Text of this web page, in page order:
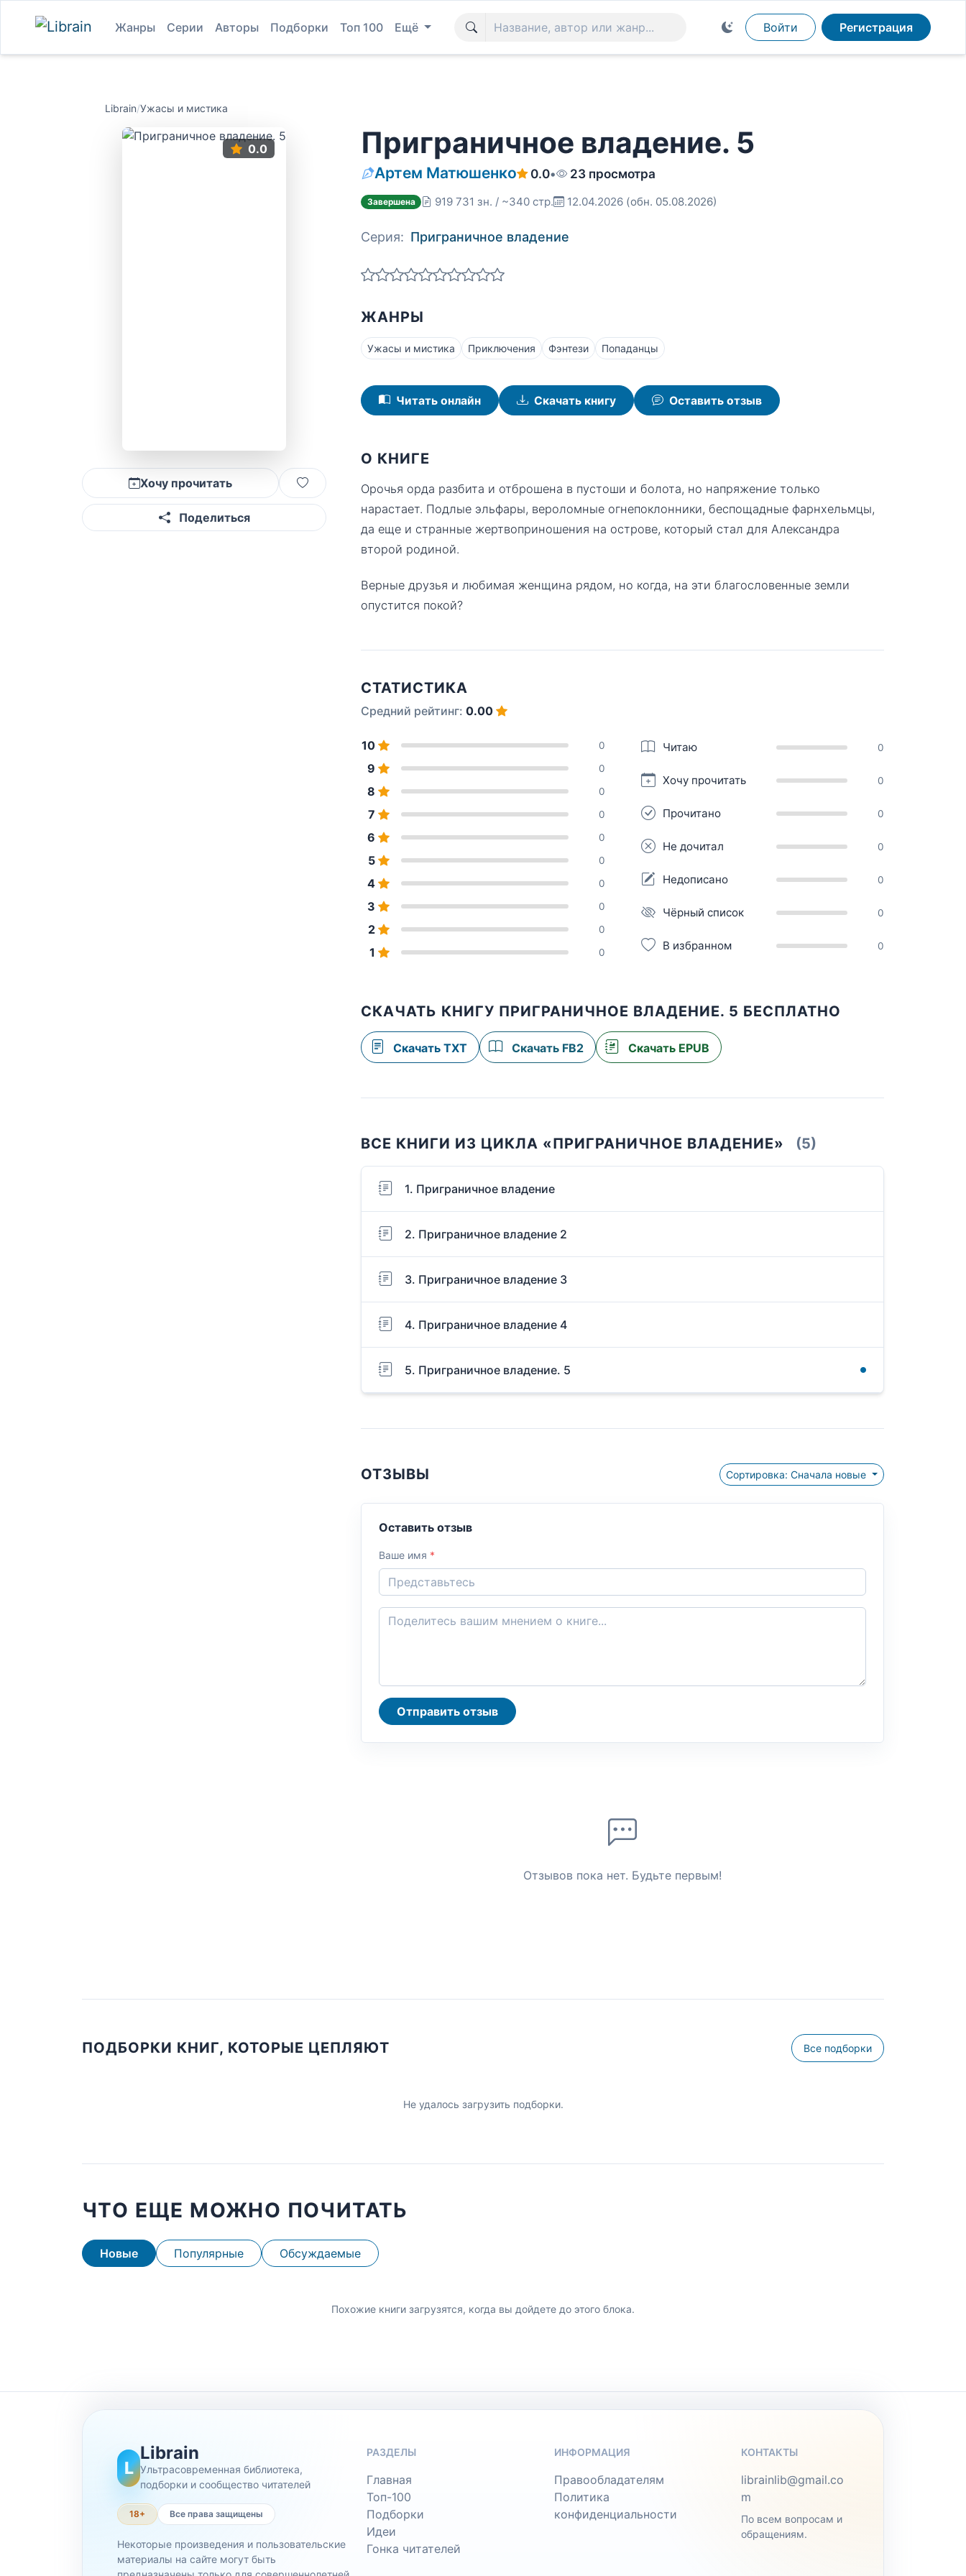
Жанры Серии Авторы Подборки Топ 100 Ещё Войти Регистрация
Librain/Ужасы и мистика
0.0
Хочу прочитать
Поделиться
Приграничное владение. 5
Артем Матюшенко 0.0• 23 просмотра
Завершена 919 731 зн. / ~340 стр. 12.04.2026 (обн. 05.08.2026)
Серия: Приграничное владение
ЖАНРЫ
Ужасы и мистика Приключения Фэнтези Попаданцы
Читать онлайн Скачать книгу Оставить отзыв
О КНИГЕ
Орочья орда разбита и отброшена в пустоши и болота, но напряжение только
нарастает. Подлые эльфары, вероломные огнепоклонники, беспощадные фарнхельмцы,
да еще и странные жертвоприношения на острове, который стал для Александра
второй родиной.
Верные друзья и любимая женщина рядом, но когда, на эти благословенные земли
опустится покой?
СТАТИСТИКА
Средний рейтинг: 0.00
10 0
9 0
8 0
7 0
6 0
5 0
4 0
3 0
2 0
1 0
Читаю 0
Хочу прочитать 0
Прочитано 0
Не дочитал 0
Недописано 0
Чёрный список 0
В избранном 0
СКАЧАТЬ КНИГУ ПРИГРАНИЧНОЕ ВЛАДЕНИЕ. 5 БЕСПЛАТНО
Скачать TXT Скачать FB2 Скачать EPUB
ВСЕ КНИГИ ИЗ ЦИКЛА «ПРИГРАНИЧНОЕ ВЛАДЕНИЕ» (5)
1. Приграничное владение
2. Приграничное владение 2
3. Приграничное владение 3
4. Приграничное владение 4
5. Приграничное владение. 5
ОТЗЫВЫ Сортировка: Сначала новые
Оставить отзыв
Ваше имя *
Отправить отзыв
Отзывов пока нет. Будьте первым!
ПОДБОРКИ КНИГ, КОТОРЫЕ ЦЕПЛЯЮТ Все подборки
Не удалось загрузить подборки.
ЧТО ЕЩЕ МОЖНО ПОЧИТАТЬ
Новые Популярные Обсуждаемые
Похожие книги загрузятся, когда вы дойдете до этого блока.
L
Librain
Ультрасовременная библиотека,
подборки и сообщество читателей
18+ Все права защищены
Некоторые произведения и пользовательские
материалы на сайте могут быть
РАЗДЕЛЫ
Главная
Топ-100
Подборки
Идеи
Гонка читателей
ИНФОРМАЦИЯ
Правообладателям
Политика
конфиденциальности
КОНТАКТЫ
librainlib@gmail.co
m
По всем вопросам и
обращениям.